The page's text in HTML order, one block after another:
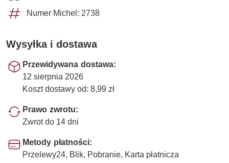
Numer Michel: 2738
Wysyłka i dostawa
Przewidywana dostawa:
12 sierpnia 2026
Koszt dostawy od: 8,99 zł
Prawo zwrotu:
Zwrot do 14 dni
Metody płatności:
Przelewy24, Blik, Pobranie, Karta płatnicza